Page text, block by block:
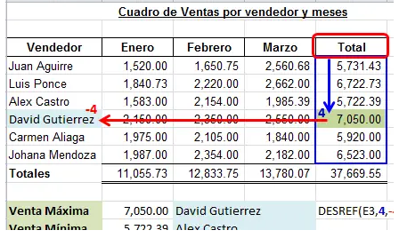
e
d
o